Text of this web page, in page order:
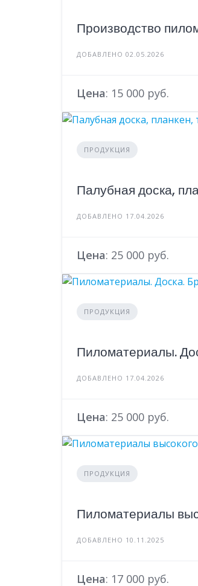
Производство
ДОБАВЛЕНО 02.05.2026
Цена: 15 000 руб.
ПРОДУКЦИЯ
Палубная доска,
ДОБАВЛЕНО 17.04.2026
Цена: 25 000 руб.
ПРОДУКЦИЯ
Пиломатериалы.
ДОБАВЛЕНО 17.04.2026
Цена: 25 000 руб.
ПРОДУКЦИЯ
Пиломатериалы
ДОБАВЛЕНО 10.11.2025
Цена: 17 000 руб.